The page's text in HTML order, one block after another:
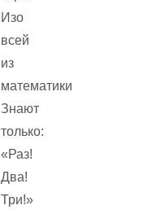
Изо
всей
из
математики
Знают
только:
«Раз!
Два!
Три!»